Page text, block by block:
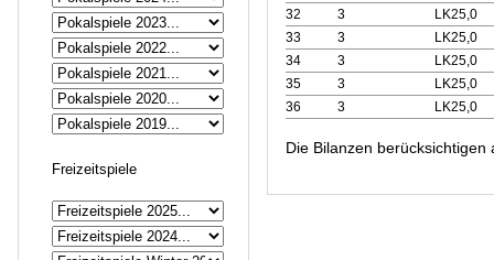
Freizeitspiele
32
3
LK25,0
33
3
LK25,0
34
3
LK25,0
35
3
LK25,0
36
3 LK25,0
Die Bilanzen